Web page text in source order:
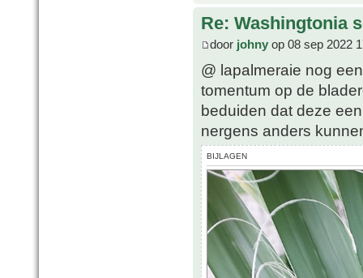
Re: Washingtonia
door johny op 08 sep 2022
@ lapalmeraie nog
tomentum op de
beduiden dat deze
nergens anders
BIJLAGEN